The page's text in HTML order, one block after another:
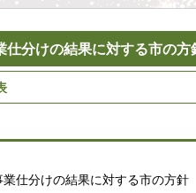
分けの結果に対する市の方
仕分けの結果に対する市の方針